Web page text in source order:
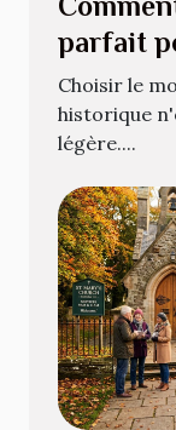
parfait
Choisir le
historique
légère....